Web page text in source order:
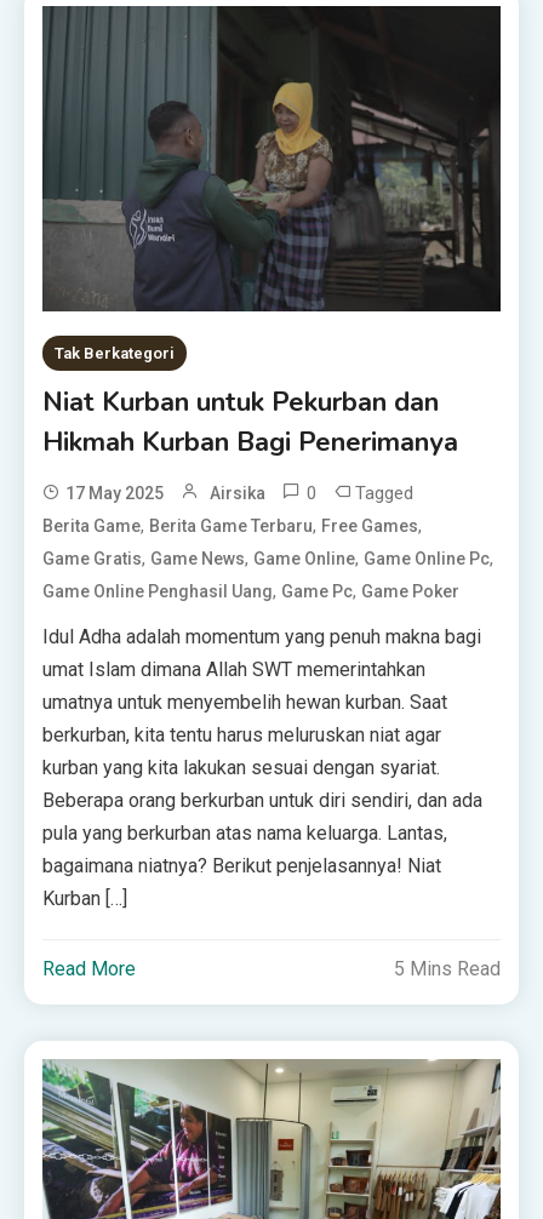
Tak Berkategori
Niat Kurban untuk Pekurban dan
Hikmah Kurban Bagi Penerimanya
17 May 2025 Airsika 0 Tagged
Berita Game, Berita Game Terbaru, Free Games,
Game Gratis, Game News, Game Online, Game Online Pc,
Game Online Penghasil Uang, Game Pc, Game Poker
Idul Adha adalah momentum yang penuh makna bagi
umat Islam dimana Allah SWT memerintahkan
umatnya untuk menyembelih hewan kurban. Saat
berkurban, kita tentu harus meluruskan niat agar
kurban yang kita lakukan sesuai dengan syariat.
Beberapa orang berkurban untuk diri sendiri, dan ada
pula yang berkurban atas nama keluarga. Lantas,
bagaimana niatnya? Berikut penjelasannya! Niat
Kurban […]
Read More 5 Mins Read